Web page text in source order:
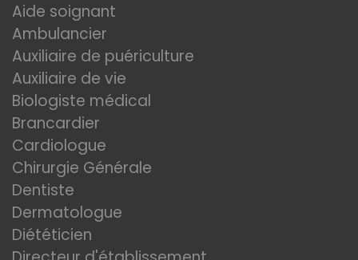
Aide soignant
Ambulancier
Auxiliaire de puériculture
Auxiliaire de vie
Biologiste médical
Brancardier
Cardiologue
Chirurgie Générale
Dentiste
Dermatologue
Diététicien